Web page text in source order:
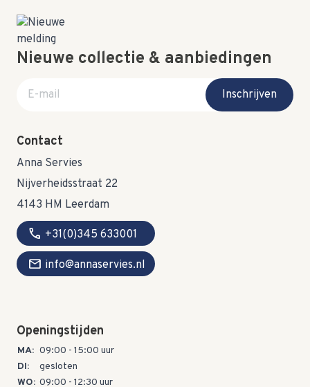
Nieuwe collectie & aanbiedingen
E-mail adres
Inschrijven
Contact
Anna Servies
Nijverheidsstraat 22
4143 HM Leerdam
call +31(0)345 633001
mail info@annaservies.nl
Openingstijden
MA: 09:00 - 15:00 uur
DI:
gesloten
WO: 09:00 - 12:30 uur